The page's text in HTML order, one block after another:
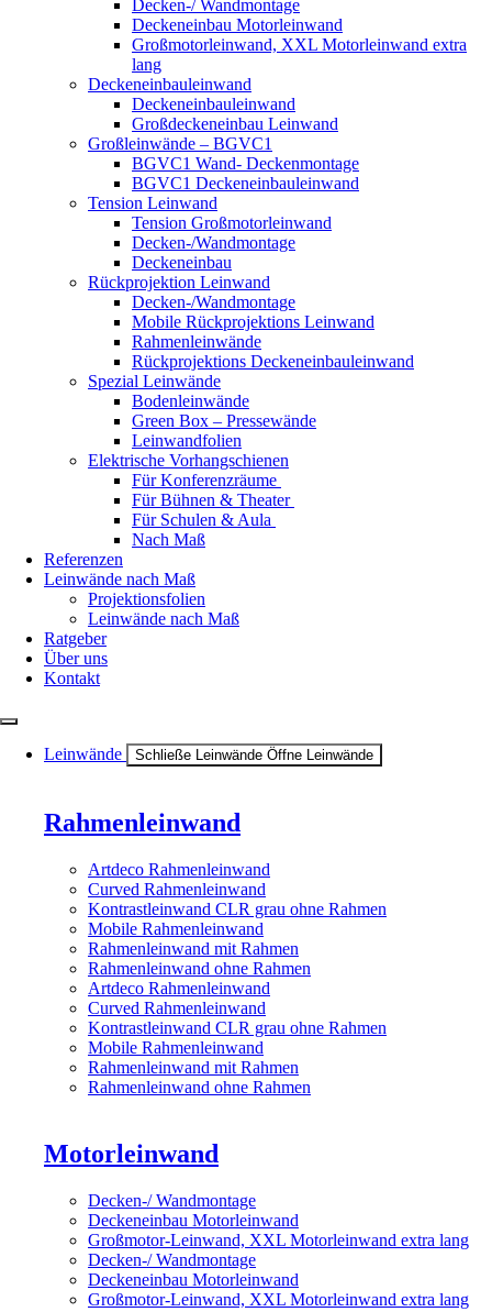
Decken-/ Wandmontage
Deckeneinbau Motorleinwand
Großmotorleinwand, XXL Motorleinwand extra
lang
Deckeneinbauleinwand
Deckeneinbauleinwand
Großdeckeneinbau Leinwand
Großleinwände – BGVC1
BGVC1 Wand- Deckenmontage
BGVC1 Deckeneinbauleinwand
Tension Leinwand
Tension Großmotorleinwand
Decken-/Wandmontage
Deckeneinbau
Rückprojektion Leinwand
Decken-/Wandmontage
Mobile Rückprojektions Leinwand
Rahmenleinwände
Rückprojektions Deckeneinbauleinwand
Spezial Leinwände
Bodenleinwände
Green Box – Pressewände
Leinwandfolien
Elektrische Vorhangschienen
Für Konferenzräume
Für Bühnen & Theater
Für Schulen & Aula
Nach Maß
Referenzen
Leinwände nach Maß
Projektionsfolien
Leinwände nach Maß
Ratgeber
Über uns
Kontakt
Leinwände Schließe Leinwände Öffne Leinwände
Rahmenleinwand
Artdeco Rahmenleinwand
Curved Rahmenleinwand
Kontrastleinwand CLR grau ohne Rahmen
Mobile Rahmenleinwand
Rahmenleinwand mit Rahmen
Rahmenleinwand ohne Rahmen
Artdeco Rahmenleinwand
Curved Rahmenleinwand
Kontrastleinwand CLR grau ohne Rahmen
Mobile Rahmenleinwand
Rahmenleinwand mit Rahmen
Rahmenleinwand ohne Rahmen
Motorleinwand
Decken-/ Wandmontage
Deckeneinbau Motorleinwand
Großmotor-Leinwand, XXL Motorleinwand extra lang
Decken-/ Wandmontage
Deckeneinbau Motorleinwand
Großmotor-Leinwand, XXL Motorleinwand extra lang